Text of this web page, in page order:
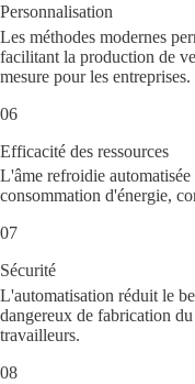
Personnalisation
Les méthodes modernes
facilitant la production de
mesure pour les entreprises.
06
Efficacité des ressources
L'âme refroidie
consommation d'énergie,
07
Sécurité
L'automatisation réduit le
dangereux de fabrication
travailleurs.
08